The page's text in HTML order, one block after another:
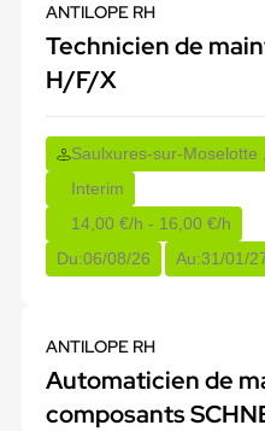
ANTILOPE RH
Technicien de
H/F/X
Saulxures-sur-Moselotte
Interim
14,00 €/h - 16,00 €/h
Du:06/08/26 Au:31/01/
ANTILOPE RH
Automaticien de
composants